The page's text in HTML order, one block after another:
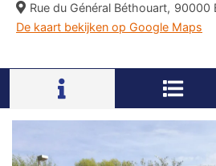
Rue du Général Béthouart, 90000
De kaart bekijken op Google Maps